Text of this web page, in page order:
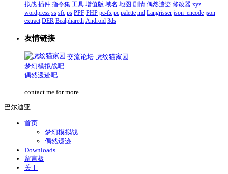
拟战 插件 指令集 工具 增值版 域名 地图 剧情 偶然遗迹 修改器 xyz
wordpress ss sfc ps PPF PHP pc-fx pc palette md Langrisser json_encode json
extract DER Bealphareth Android 3ds
友情链接
交流论坛-虎纹猫家园
梦幻模拟战吧
偶然遗迹吧
contact me for more...
巴尔迪亚
首页
梦幻模拟战
偶然遗迹
Downloads
留言板
关于